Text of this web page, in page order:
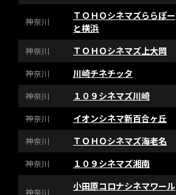
神奈川
ＴＯＨＯシネマズららぽー
と横浜
神奈川 ＴＯＨＯシネマズ上大岡
神奈川
川崎チネチッタ
神奈川
１０９シネマズ川崎
神奈川
イオンシネマ新百合ヶ丘
神奈川
ＴＯＨＯシネマズ海老名
神奈川
１０９シネマズ湘南
神奈川
小田原コロナシネマワール